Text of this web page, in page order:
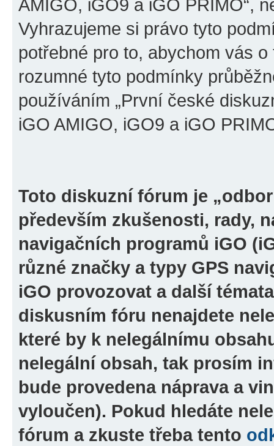
AMIGO, iGO9 a iGO PRIMO“,
Vyhrazujeme si právo tyto
potřebné pro to, abychom vás
rozumné tyto podmínky
používáním „První české
iGO AMIGO, iGO9 a iGO
Toto diskuzní fórum je
především zkušenosti, rady,
navigačních programů iGO
různé značky a typy GPS
iGO provozovat a další
diskusním fóru nenajdete
které by k nelegálnímu
nelegální obsah, tak prosím
bude provedena náprava a
vyloučen). Pokud hledáte
fórum a zkuste třeba tento